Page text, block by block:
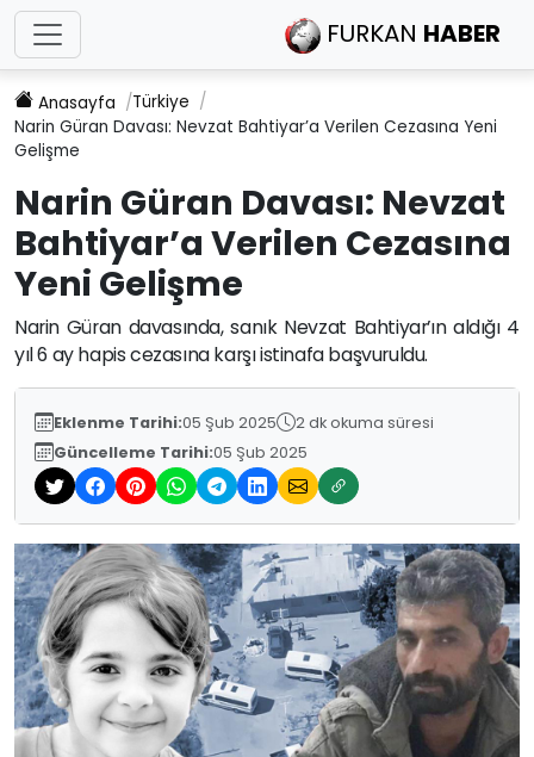
FURKAN HABER
Anasayfa
Türkiye
Narin Güran Davası: Nevzat Bahtiyar’a Verilen Cezasına Yeni
Gelişme
Narin Güran Davası: Nevzat
Bahtiyar’a Verilen Cezasına
Yeni Gelişme
Narin Güran davasında, sanık Nevzat Bahtiyar’ın aldığı 4
yıl 6 ay hapis cezasına karşı istinafa başvuruldu.
Eklenme Tarihi:05 Şub 2025
2 dk okuma süresi
Güncelleme Tarihi:05 Şub 2025